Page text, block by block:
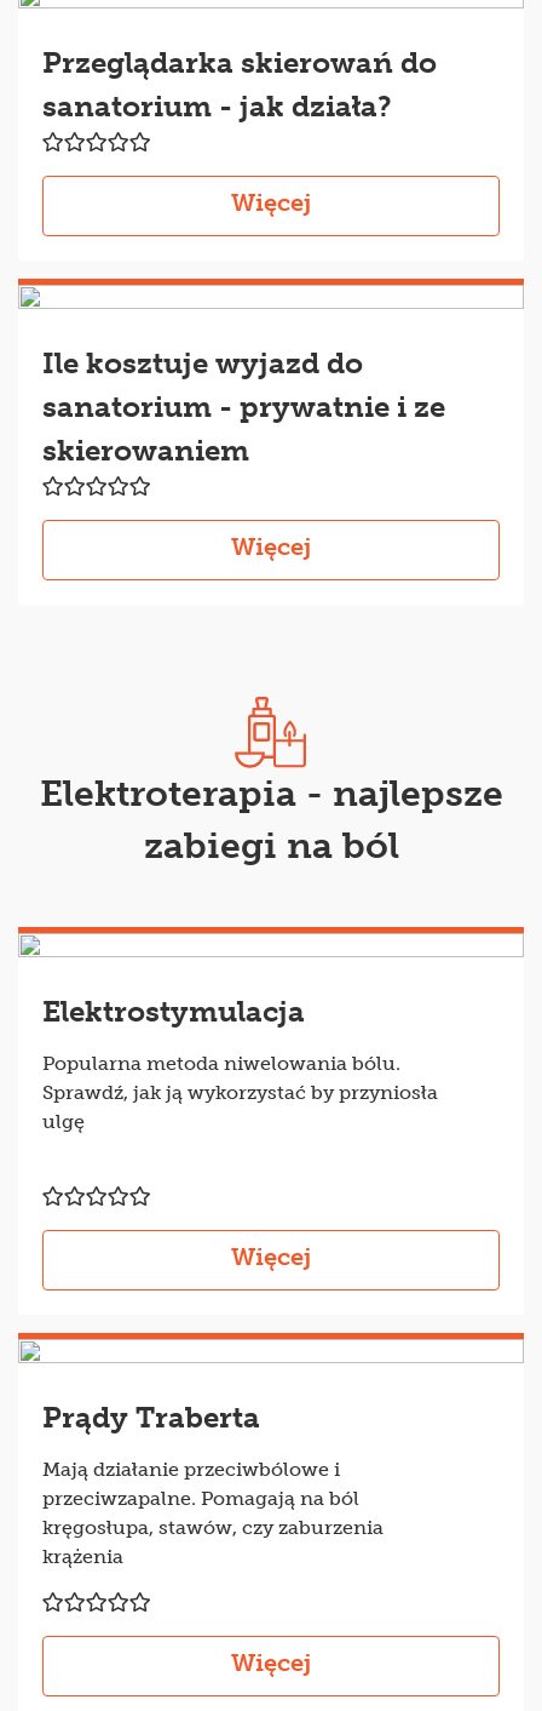
Przeglądarka skierowań do
sanatorium - jak działa?
Więcej
Ile kosztuje wyjazd do
sanatorium - prywatnie i ze
skierowaniem
Więcej
Elektroterapia - najlepsze
zabiegi na ból
Elektrostymulacja
Popularna metoda niwelowania bólu.
Sprawdź, jak ją wykorzystać by przyniosła
ulgę
Więcej
Prądy Traberta
Mają działanie przeciwbólowe i
przeciwzapalne. Pomagają na ból
kręgosłupa, stawów, czy zaburzenia
krążenia
Więcej